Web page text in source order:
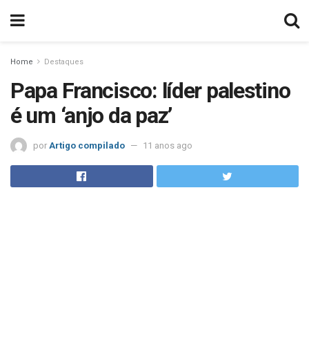
Home Destaques
Papa Francisco: líder palestino
é um ‘anjo da paz’
por Artigo compilado 11 anos ago